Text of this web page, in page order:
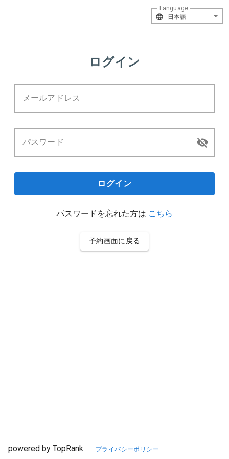
日本語
Language
ログイン
メールアドレス
パスワード
ログイン
パスワードを忘れた方は こちら
予約画面に戻る
powered by TopRank プライバシーポリシー